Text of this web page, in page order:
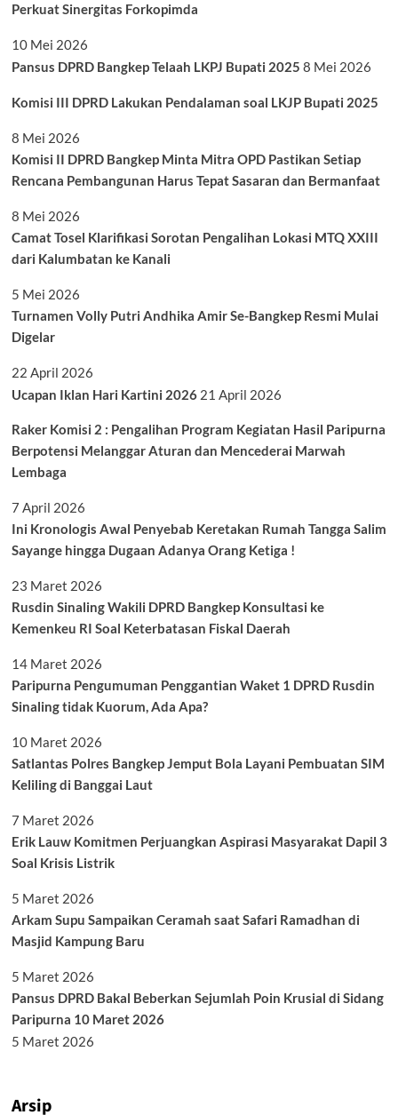
Perkuat Sinergitas Forkopimda
10 Mei 2026
Pansus DPRD Bangkep Telaah LKPJ Bupati 2025 8 Mei 2026
Komisi III DPRD Lakukan Pendalaman soal LKJP Bupati 2025
8 Mei 2026
Komisi II DPRD Bangkep Minta Mitra OPD Pastikan Setiap
Rencana Pembangunan Harus Tepat Sasaran dan Bermanfaat
8 Mei 2026
Camat Tosel Klarifikasi Sorotan Pengalihan Lokasi MTQ XXIII
dari Kalumbatan ke Kanali
5 Mei 2026
Turnamen Volly Putri Andhika Amir Se-Bangkep Resmi Mulai
Digelar
22 April 2026
Ucapan Iklan Hari Kartini 2026 21 April 2026
Raker Komisi 2 : Pengalihan Program Kegiatan Hasil Paripurna
Berpotensi Melanggar Aturan dan Mencederai Marwah
Lembaga
7 April 2026
Ini Kronologis Awal Penyebab Keretakan Rumah Tangga Salim
Sayange hingga Dugaan Adanya Orang Ketiga !
23 Maret 2026
Rusdin Sinaling Wakili DPRD Bangkep Konsultasi ke
Kemenkeu RI Soal Keterbatasan Fiskal Daerah
14 Maret 2026
Paripurna Pengumuman Penggantian Waket 1 DPRD Rusdin
Sinaling tidak Kuorum, Ada Apa?
10 Maret 2026
Satlantas Polres Bangkep Jemput Bola Layani Pembuatan SIM
Keliling di Banggai Laut
7 Maret 2026
Erik Lauw Komitmen Perjuangkan Aspirasi Masyarakat Dapil 3
Soal Krisis Listrik
5 Maret 2026
Arkam Supu Sampaikan Ceramah saat Safari Ramadhan di
Masjid Kampung Baru
5 Maret 2026
Pansus DPRD Bakal Beberkan Sejumlah Poin Krusial di Sidang
Paripurna 10 Maret 2026
5 Maret 2026
Arsip